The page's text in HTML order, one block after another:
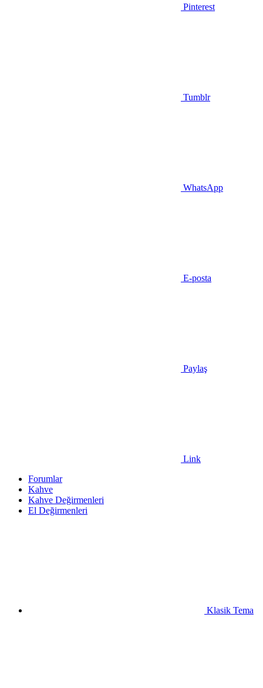
Pinterest
Tumblr
WhatsApp
E-posta
Paylaş
Link
Forumlar
Kahve
Kahve Değirmenleri
El Değirmenleri
Klasik Tema